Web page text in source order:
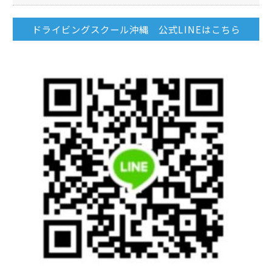
ドライビングスクール沖縄 公式LINEはこちら